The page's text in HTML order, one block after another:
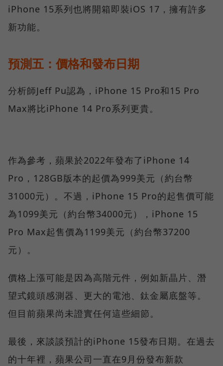
iPhone 15系列也將開箱即裝iOS 17，擁有許多
新功能。
預測五：價格和發布日期
分析師Jeff Pu認為，iPhone 15 Pro和15 Pro
Max將比iPhone 14 Pro系列更貴。
作為參考，蘋果於2022年發布了iPhone 14
Pro，128GB版本的起價為999美元（約台幣
31000元）。不過，iPhone 15 Pro的起售價可能
為1099美元（約台幣34000元），iPhone 15
Pro Max起售價為1199美元（約台幣37200
元）。
價格上漲可能是因為高階元件，例如新晶片、潛
望式鏡頭感測器、更大的電池、鈦金屬底盤等。
但目前蘋果尚未證實任何這些細節。
最後，來談談預計的iPhone 15發布日期。在過去
的十年裡，蘋果公司一直在9月份發布新款